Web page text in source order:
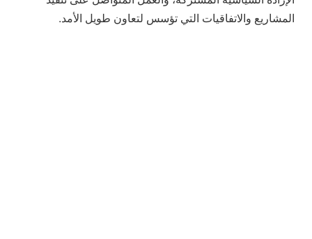
المشاريع والاتفاقيات التي تؤسس لتعاون طويل الأمد.